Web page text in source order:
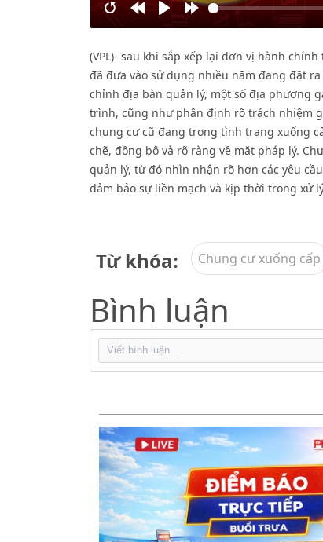
Restart RewindPlay
Forward
(VPL)- sau khi sắp xếp lại đơn vị hành
đã đưa vào sử dụng nhiều năm đang đặt
chỉnh địa bàn quản lý, một số địa phương
trình, cũng như phân định rõ trách nhiệm
chung cư cũ đang trong tình trạng xuống
chẽ, đồng bộ và rõ ràng về mặt pháp lý.
quản lý, từ đó nhìn nhận rõ hơn các yêu
đảm bảo sự liền mạch và kịp thời trong xử
Từ khóa: Chung cư xuống cấp
Bình luận